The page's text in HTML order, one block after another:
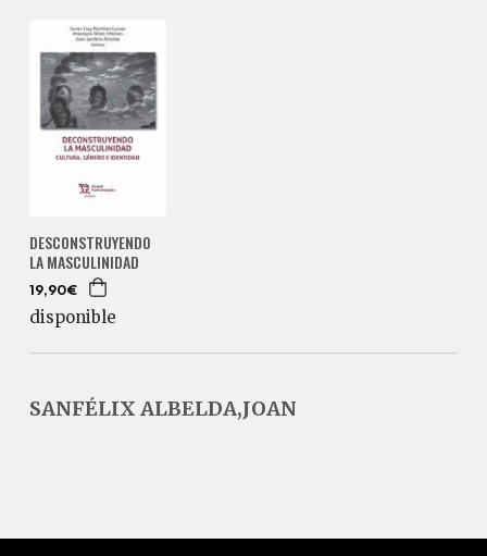
DESCONSTRUYENDO
LA MASCULINIDAD
19,90€
disponible
SANFÉLIX ALBELDA,JOAN